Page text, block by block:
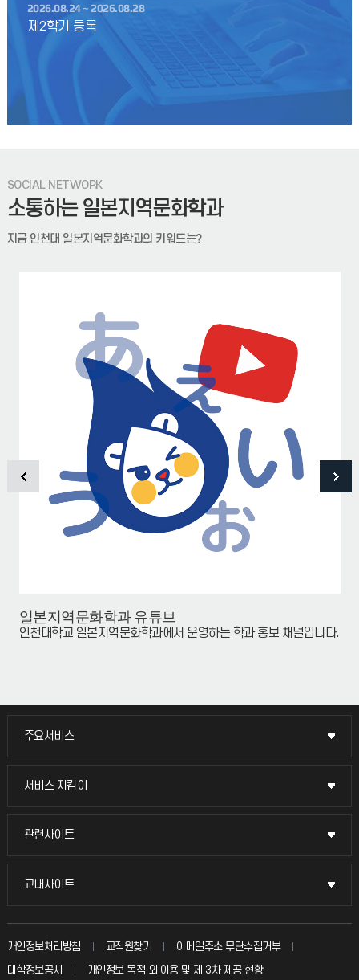
2026.08.24 ~ 2026.08.28
제2학기 등록
SOCIAL NETWORK
소통하는 일본지역문화학과
지금 인천대 일본지역문화학과의 키워드는?
일본지역문화학과 유튜브
인천대학교 일본지역문화학과에서 운영하는 학과 홍보 채널입니다.
주요서비스
주요서비스
교무회의방송
입학안내
서비스 지킴이
서비스 지킴이
묻고 답하기
칭찬마당
관련사이트
관련사이트
국방헬프콜
교내사이트
교내사이트
교수회
교육혁신본부
개인정보처리방침 교직원찾기
이메일주소 무단수집거부
대학정보공시
개인정보 목적 외 이용 및 제 3차 제공 현황